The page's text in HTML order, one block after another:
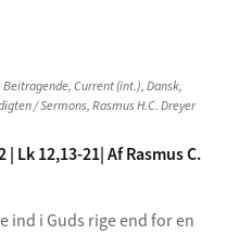
Beitragende,Current (int.),Dansk,
/ Sermons,Rasmus H.C. Dreyer
Lk 12,13-21| Af Rasmus C.
ind i Guds rige end for en